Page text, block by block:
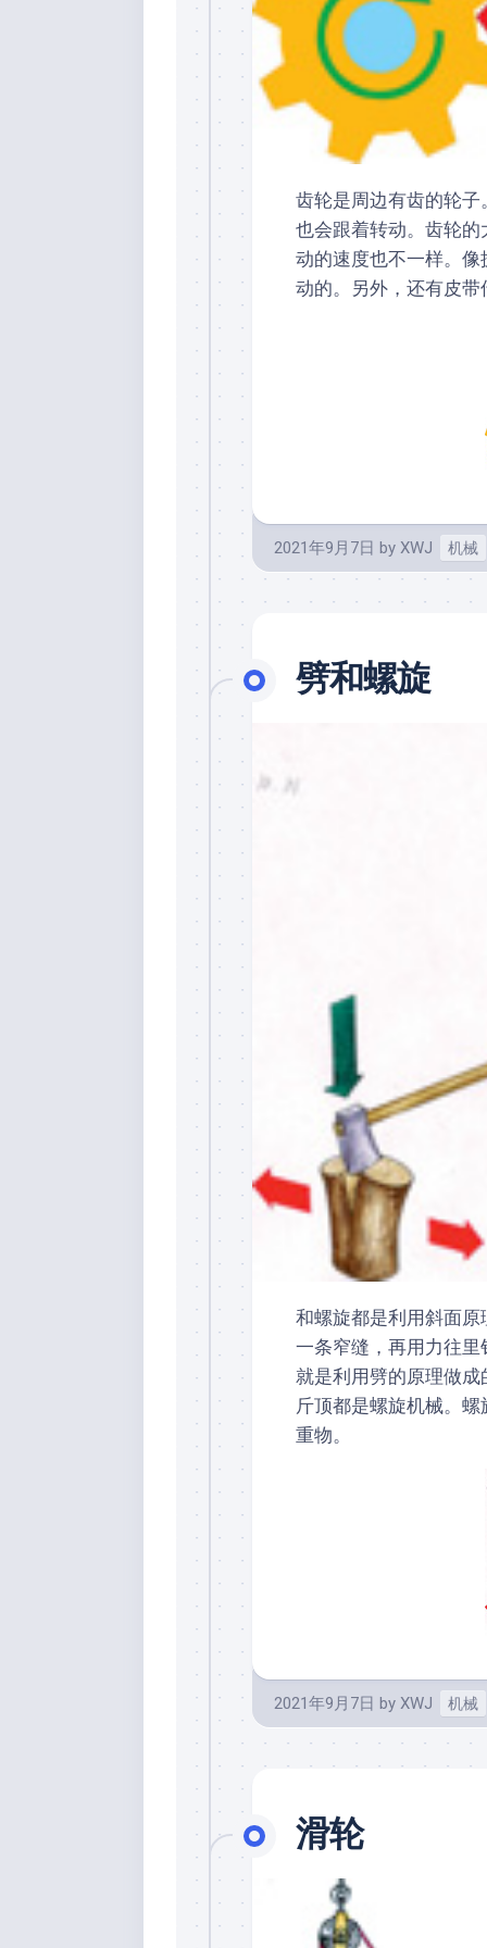
齿轮是周边有齿的轮
也会跟着转动。齿轮
动的速度也不一样。
动的。另外，还有皮
2021年9月7日 by XWJ 机械
劈和螺旋
和螺旋都是利用斜面
一条窄缝，再用力往
就是利用劈的原理做
斤顶都是螺旋机械。
重物。
2021年9月7日 by XWJ 机械
滑轮